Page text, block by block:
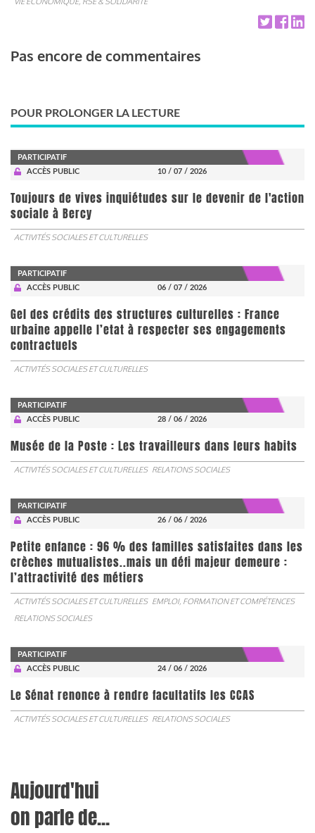
Pas encore de commentaires
POUR PROLONGER LA LECTURE
PARTICIPATIF
ACCÈS PUBLIC
10 / 07 / 2026
Toujours de vives inquiétudes sur le devenir de l'action
sociale à Bercy
ACTIVITÉS SOCIALES ET CULTURELLES
PARTICIPATIF
ACCÈS PUBLIC
06 / 07 / 2026
Gel des crédits des structures culturelles : France
urbaine appelle l’etat à respecter ses engagements
contractuels
ACTIVITÉS SOCIALES ET CULTURELLES
PARTICIPATIF
ACCÈS PUBLIC
28 / 06 / 2026
Musée de la Poste : Les travailleurs dans leurs habits
ACTIVITÉS SOCIALES ET CULTURELLES RELATIONS SOCIALES
PARTICIPATIF
ACCÈS PUBLIC
26 / 06 / 2026
Petite enfance : 96 % des familles satisfaites dans les
crèches mutualistes..mais un défi majeur demeure :
l’attractivité des métiers
ACTIVITÉS SOCIALES ET CULTURELLES EMPLOI, FORMATION ET COMPÉTENCES
RELATIONS SOCIALES
PARTICIPATIF
ACCÈS PUBLIC
24 / 06 / 2026
Le Sénat renonce à rendre facultatifs les CCAS
ACTIVITÉS SOCIALES ET CULTURELLES RELATIONS SOCIALES
Aujourd'hui
on parle de...